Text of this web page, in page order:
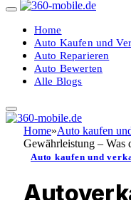
Home
Auto Kaufen und
Auto Reparieren
Auto Bewerten
Alle Blogs
Home»Auto kaufen
Gewährleistung – Was
Auto kaufen und